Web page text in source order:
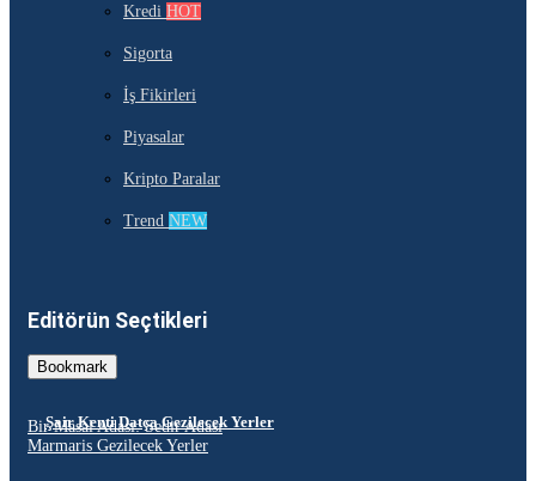
Kredi HOT
Sigorta
İş Fikirleri
Piyasalar
Kripto Paralar
Trend NEW
Editörün Seçtikleri
Bookmark
Şair Kenti Datça Gezilecek Yerler
Bir Masal Adası: Sedir Adası
Marmaris Gezilecek Yerler